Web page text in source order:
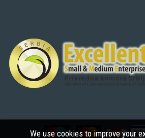
We use cookies to improve your